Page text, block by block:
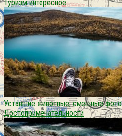
Туризм интересное
Уставшие животные, смешные фото
Достопримечательности